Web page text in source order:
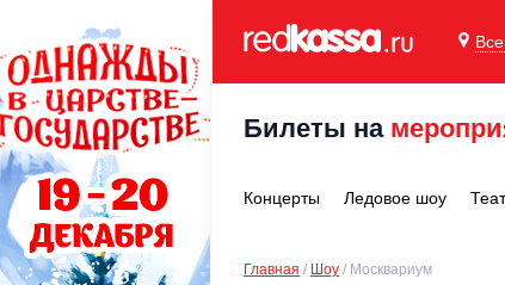
Билеты на
Концерты Ледовое шоу
Главная Шоу Москвариум